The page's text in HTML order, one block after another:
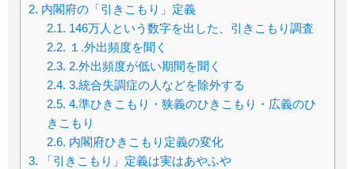
2. 内閣府の「引きこもり」定義
2.1. 146万人という数字を出した、引きこもり調査
2.2. １.外出頻度を聞く
2.3. 2.外出頻度が低い期間を聞く
2.4. 3.統合失調症の人などを除外する
2.5. 4.準ひきこもり・狭義のひきこもり・広義のひ
きこもり
2.6. 内閣府ひきこもり定義の変化
3. 「引きこもり」定義は実はあやふや